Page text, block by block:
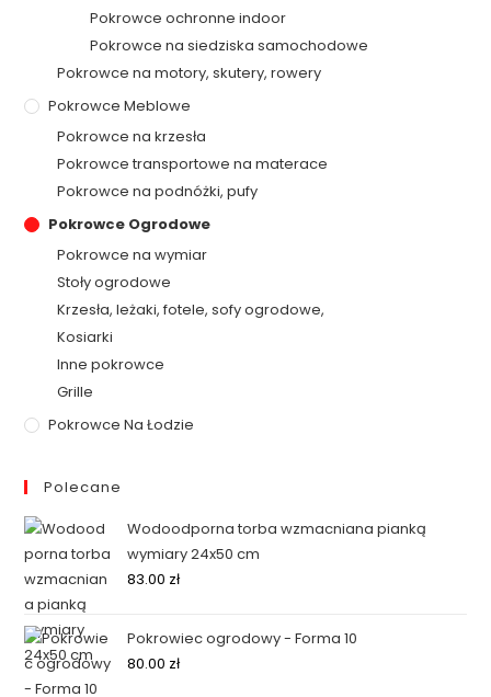
Pokrowce ochronne indoor
Pokrowce na siedziska samochodowe
Pokrowce na motory, skutery, rowery
Pokrowce Meblowe
Pokrowce na krzesła
Pokrowce transportowe na materace
Pokrowce na podnóżki, pufy
Pokrowce Ogrodowe
Pokrowce na wymiar
Stoły ogrodowe
Krzesła, leżaki, fotele, sofy ogrodowe,
Kosiarki
Inne pokrowce
Grille
Pokrowce Na Łodzie
Polecane
Wodoodporna torba wzmacniana pianką
wymiary 24x50 cm
83.00 zł
Pokrowiec ogrodowy - Forma 10
80.00 zł